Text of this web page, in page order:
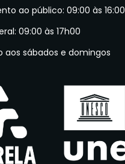
ao público: 09:00 às 16:00
09:00 às 17h00
aos sábados e domingos